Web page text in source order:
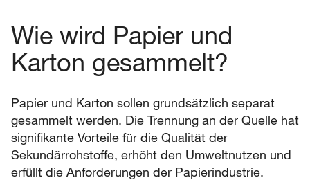
Wie wird Papier und
Karton gesammelt?
Papier und Karton sollen grundsätzlich separat
gesammelt werden. Die Trennung an der Quelle hat
signifikante Vorteile für die Qualität der
Sekundärrohstoffe, erhöht den Umweltnutzen und
erfüllt die Anforderungen der Papierindustrie.